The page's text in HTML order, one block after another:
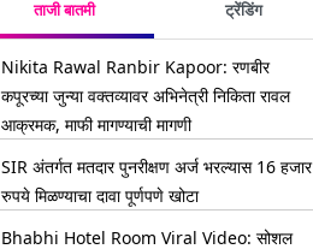
ताजी बातमी ट्रेंडिंग
Nikita Rawal Ranbir Kapoor: रणबीर
कपूरच्या जुन्या वक्तव्यावर अभिनेत्री निकिता रावल
आक्रमक, माफी मागण्याची मागणी
SIR अंतर्गत मतदार पुनरीक्षण अर्ज भरल्यास 16 हजार
रुपये मिळण्याचा दावा पूर्णपणे खोटा
Bhabhi Hotel Room Viral Video: सोशल